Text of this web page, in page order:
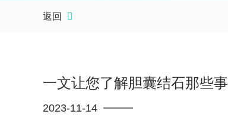
返回
一文让您了解胆囊结石那些事
2023-11-14